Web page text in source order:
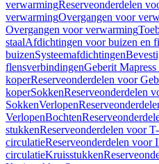
verwarmingReserveonderdelen
verwarmingOvergangen voor
Overgangen voor verwarming
staalAfdichtingen voor buizen en
buizenSysteemafdichtingen
flensverbindingenGeberit
koperReserveonderdelen voor
koperSokkenReserveonderdelen
SokkenVerlopen
VerlopenBochten
stukkenReserveonderdelen voor
circulatieReserveonderdelen voor
circulatieKruisstukken